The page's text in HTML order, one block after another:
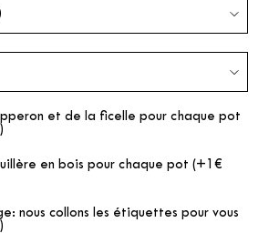
et de la ficelle pour chaque pot
en bois pour chaque pot (+1€
nous collons les étiquettes pour vous